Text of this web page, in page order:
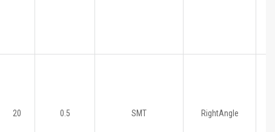
20 0.5 SMT RightAngle